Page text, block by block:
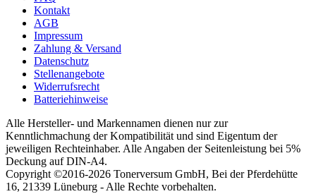
Kontakt
AGB
Impressum
Zahlung & Versand
Datenschutz
Stellenangebote
Widerrufsrecht
Batteriehinweise
Alle Hersteller- und Markennamen dienen nur zur
Kenntlichmachung der Kompatibilität und sind Eigentum der
jeweiligen Rechteinhaber. Alle Angaben der Seitenleistung bei 5%
Deckung auf DIN-A4.
Copyright ©2016-2026 Tonerversum GmbH, Bei der Pferdehütte
16, 21339 Lüneburg - Alle Rechte vorbehalten.